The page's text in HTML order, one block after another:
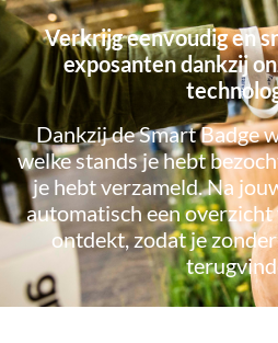
Verkrijg eenvoudig en
exposanten dankzij
Dankzij de Smart Badge
welke stands je hebt
je hebt verzameld. Na
automatisch een
ontdekt, zodat je